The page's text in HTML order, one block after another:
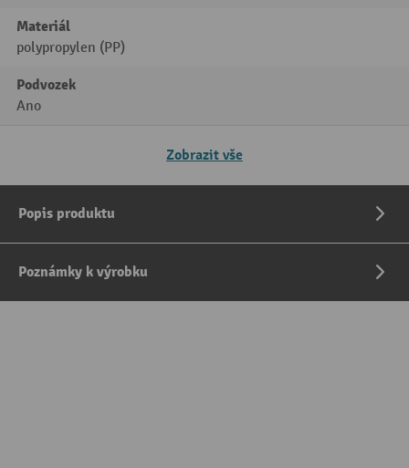
Materiál
polypropylen (PP)
Podvozek
Ano
Zobrazit vše
Popis produktu
Poznámky k výrobku